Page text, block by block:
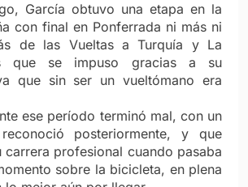
García obtuvo una etapa en la
con final en Ponferrada ni más ni
de las Vueltas a Turquía y La
que se impuso gracias a su
que sin ser un vueltómano era
ese período terminó mal, con un
posteriormente, y que
carrera profesional cuando pasaba
sobre la bicicleta, en plena